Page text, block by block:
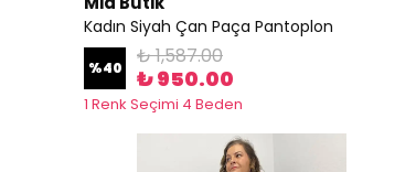
Kadın Siyah Çan Paça Pantoplon
%40 ₺ 1,587.00
₺ 950.00
1 Renk Seçimi 4 Beden